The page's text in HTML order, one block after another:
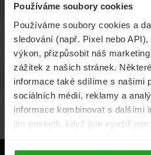
Používáme soubory cookies
Používáme soubory cookies a
sledování (např. Pixel nebo
výkon, přizpůsobit náš
zážitek z našich stránek.
informace také sdílíme s našimi
sociálních médií, reklamy a
informace kombinovat s dalšími
jim poskytli, když jste využili
Volání, internet, TV
Životní pojištění